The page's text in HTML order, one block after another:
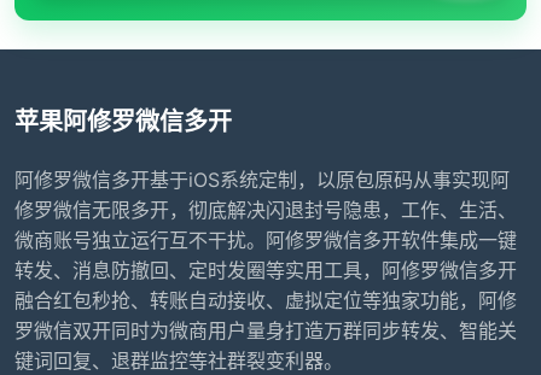
苹果阿修罗微信多开
阿修罗微信多开基于iOS系统定制，以原包原码从事实现阿
修罗微信无限多开，彻底解决闪退封号隐患，工作、生活、
微商账号独立运行互不干扰。阿修罗微信多开软件集成一键
转发、消息防撤回、定时发圈等实用工具，阿修罗微信多开
融合红包秒抢、转账自动接收、虚拟定位等独家功能，阿修
罗微信双开同时为微商用户量身打造万群同步转发、智能关
键词回复、退群监控等社群裂变利器。